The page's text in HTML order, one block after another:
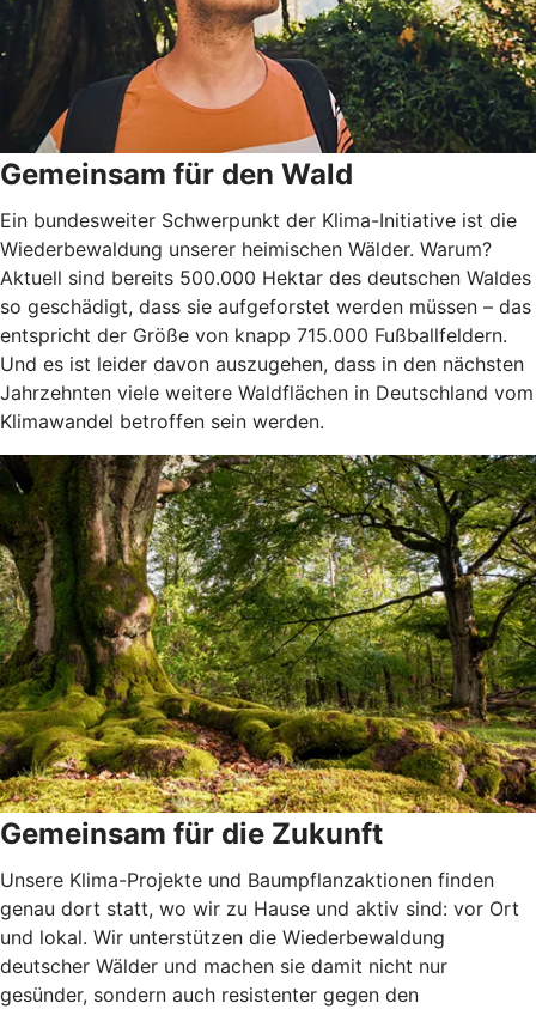
Gemeinsam für den Wald
Ein bundesweiter Schwerpunkt der Klima-Initiative ist die
Wiederbewaldung unserer heimischen Wälder. Warum?
Aktuell sind bereits 500.000 Hektar des deutschen Waldes
so geschädigt, dass sie aufgeforstet werden müssen – das
entspricht der Größe von knapp 715.000 Fußballfeldern.
Und es ist leider davon auszugehen, dass in den nächsten
Jahrzehnten viele weitere Waldflächen in Deutschland vom
Klimawandel betroffen sein werden.
Gemeinsam für die Zukunft
Unsere Klima-Projekte und Baumpflanzaktionen finden
genau dort statt, wo wir zu Hause und aktiv sind: vor Ort
und lokal. Wir unterstützen die Wiederbewaldung
deutscher Wälder und machen sie damit nicht nur
gesünder, sondern auch resistenter gegen den